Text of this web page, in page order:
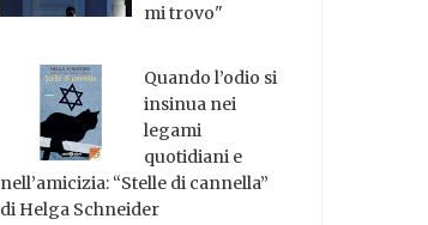
mi trovo"
Quando l’odio si
insinua nei
legami
quotidiani e
nell’amicizia: “Stelle di cannella”
di Helga Schneider